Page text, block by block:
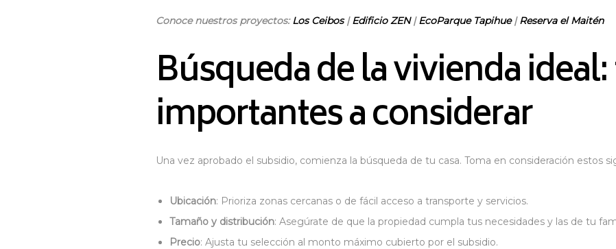
Conoce nuestros proyectos:Los Ceibos|Edificio ZEN|EcoParque Tapihue|Reserva el Maitén
Búsqueda de la vivienda
importantes a considerar
Una vez aprobado el subsidio, comienza la búsqueda de tu casa. Toma en consideración estos
Ubicación: Prioriza zonas cercanas o de fácil acceso a transporte y servicios.
Tamaño y distribución: Asegúrate de que la propiedad cumpla tus necesidades y las de tu
Precio: Ajusta tu selección al monto máximo cubierto por el subsidio.